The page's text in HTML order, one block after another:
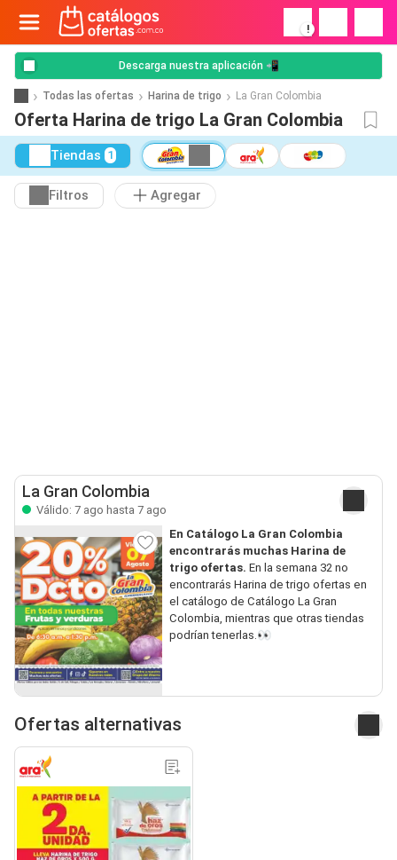
!
Descarga nuestra aplicación 📲
Todas las ofertas Harina de trigo La Gran Colombia
Oferta Harina de trigo La Gran Colombia
Tiendas 1
Filtros Agregar
La Gran Colombia
Válido: 7 ago hasta 7 ago
En Catálogo La Gran Colombia
encontrarás muchas Harina de
trigo ofertas. En la semana 32 no
encontrarás Harina de trigo ofertas en
el catálogo de Catálogo La Gran
Colombia, mientras que otras tiendas
podrían tenerlas.👀
Ofertas alternativas